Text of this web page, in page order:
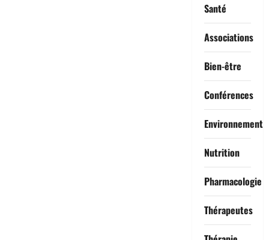
Santé
Associations
Bien-être
Conférences
Environnement
Nutrition
Pharmacologie
Thérapeutes